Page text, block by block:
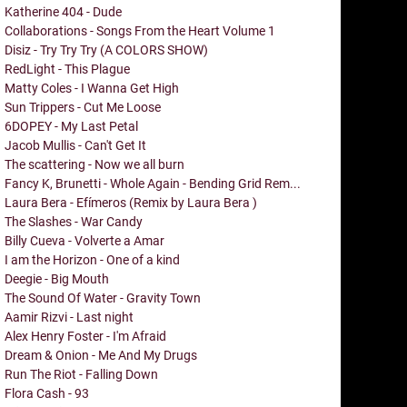
Katherine 404 - Dude
Collaborations - Songs From the Heart Volume 1
Disiz - Try Try Try (A COLORS SHOW)
RedLight - This Plague
Matty Coles - I Wanna Get High
Sun Trippers - Cut Me Loose
6DOPEY - My Last Petal
Jacob Mullis - Can't Get It
The scattering - Now we all burn
Fancy K, Brunetti - Whole Again - Bending Grid Rem...
Laura Bera - Efímeros (Remix by Laura Bera )
The Slashes - War Candy
Billy Cueva - Volverte a Amar
I am the Horizon - One of a kind
Deegie - Big Mouth
The Sound Of Water - Gravity Town
Aamir Rizvi - Last night
Alex Henry Foster - I'm Afraid
Dream & Onion - Me And My Drugs
Run The Riot - Falling Down
Flora Cash - 93